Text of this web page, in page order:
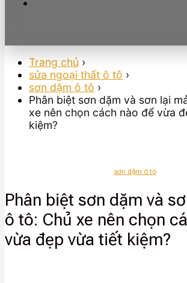
Trang chủ ›
sửa ngoại thất ô tô ›
sơn dặm ô tô ›
Phân biệt sơn dặm và sơn lại
xe nên chọn cách nào để vừa
kiệm?
sơn dặm ô tô
Phân biệt sơn dặm và
ô tô: Chủ xe nên chọn
vừa đẹp vừa tiết kiệm?